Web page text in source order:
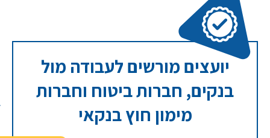
יועצים מורשים לעבודה מול
בנקים, חברות ביטוח וחברות
מימון חוץ בנקאי